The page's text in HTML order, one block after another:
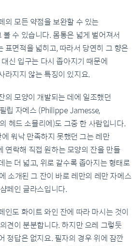
의 모든 약점을 보완할 수 있는
수 있습니다. 몸통은 넓게 벌어져서
표면적을 넓히고, 따라서 당연히 그 향은
신 입구는 다시 좁아지기 때문에
라지지 않는 특징이 있지요.
의 모양이 개발되는 데에 일조했던
립 자메스 (Philippe Jamesse,
헤드 소믈리에)도 그중 한 사람입니다.
워낙 만족하지 못했던 그는 레만
연락해 직접 원하는 모양의 잔을 만들
는 더 넓고, 위로 갈수록 좁아지는 형태로
소개된 그 잔이 바로 레만의 레만 자메스
페인 글라스입니다.
인도 화이트 와인 잔에 따라 마시는 것이
견이 분분합니다. 하지만 으레 그렇듯
정답은 없지요. 필자의 경우 위에 잠깐